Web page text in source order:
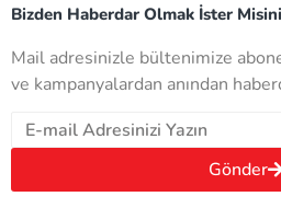
Bizden Haberdar Olmak İster
Mail adresinizle bültenimize
ve kampanyalardan anından
Gönder